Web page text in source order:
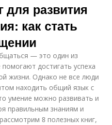
для развития
как стать
— это один из
достигать успеха
жизни. Однако не все люди
находить общий язык с
умение можно развивать и
правильным знаниям и
8 полезных книг,